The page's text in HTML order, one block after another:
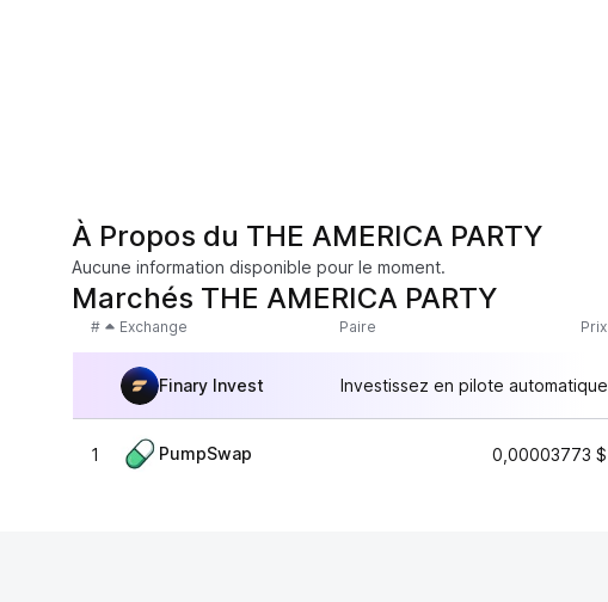
À Propos du THE AMERICA PARTY
Aucune information disponible pour le moment.
Marchés THE AMERICA PARTY
# Exchange Paire Prix
Finary Invest Investissez en pilote automatique
1 PumpSwap 0,00003773 $